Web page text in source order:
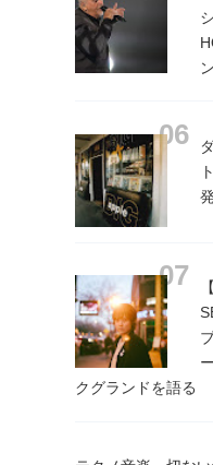
クグランドを語る